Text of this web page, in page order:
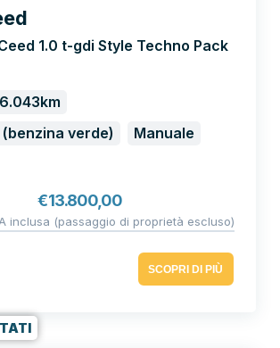
1.0 t-gdi Style Techno Pack
verde)
Manuale
€13.800,00
inclusa (passaggio di proprietà escluso)
SCOPRI DI PIÙ